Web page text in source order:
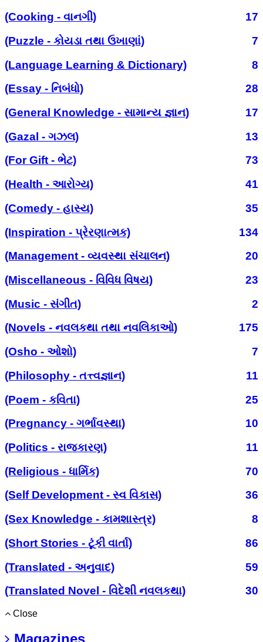
(Cooking - વાનગી)
17
(Puzzle - કોયડા તથા ઉખાણાં)
7
(Language Learning & Dictionary)
8
(Essay - નિબંધો)
28
(General Knowledge - સામાન્ય જ્ઞાન)
17
(Gazal - ગઝલ)
13
(For Gift - ભેટ)
73
(Health - આરોગ્ય)
41
(Comedy - હાસ્ય)
35
(Inspiration - પ્રેરણાત્મક)
134
(Management - વ્યવસ્થા સંચાલન)
20
(Miscellaneous - વિવિધ વિષય)
23
(Music - સંગીત)
2
(Novels - નવલકથા તથા નવલિકાઓ)
175
(Osho - ઓશો)
7
(Philosophy - તત્ત્વજ્ઞાન)
11
(Poem - કવિતા)
25
(Pregnancy - ગર્ભાવસ્થા)
10
(Politics - રાજકારણ)
11
(Religious - ધાર્મિક)
70
(Self Development - સ્વ વિકાસ)
36
(Sex Knowledge - કામશાસ્ત્ર)
8
(Short Stories - ટૂંકી વાર્તા)
86
(Translated - અનુવાદ)
59
(Translated Novel - વિદેશી નવલકથા)
30
Close
Magazines